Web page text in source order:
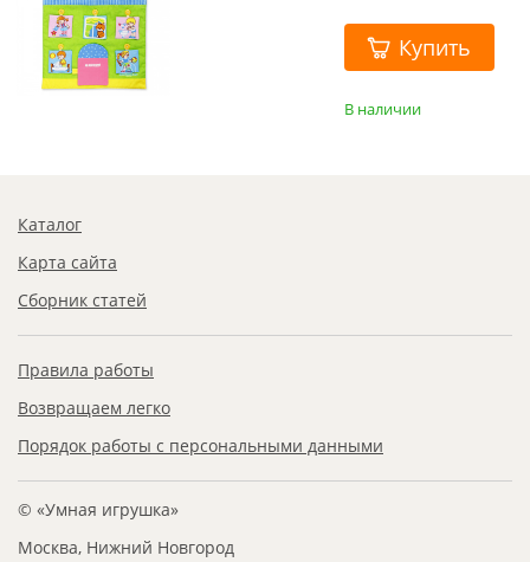
Купить
В наличии
Каталог
Карта сайта
Сборник статей
Правила работы
Возвращаем легко
Порядок работы с персональными данными
© «Умная игрушка»
Москва, Нижний Новгород